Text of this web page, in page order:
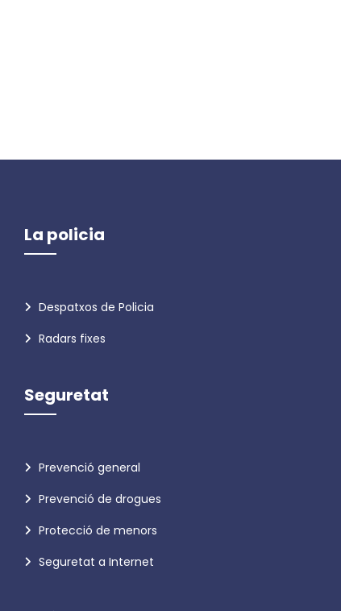
La policia
Despatxos de Policia
Radars fixes
Seguretat
Prevenció general
Prevenció de drogues
Protecció de menors
Seguretat a Internet